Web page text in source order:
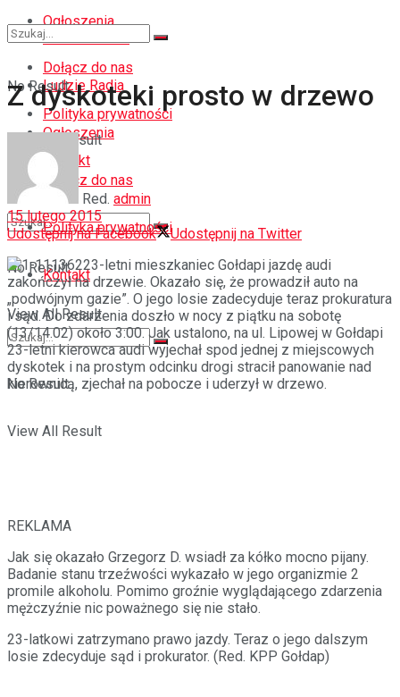
Ogłoszenia
Dołącz do nas
Polityka prywatności
Kontakt
No Result
View All Result
Pozdrowienia
Ludzie Radia
Ogłoszenia
Dołącz do nas
Polityka prywatności
Kontakt
No Result
View All Result
No Result
View All Result
Z dyskoteki prosto w drzewo
Red. admin
15 lutego 2015
Udostępnij na Facebook
Udostępnij na Twitter
23-letni mieszkaniec Gołdapi jazdę audi
zakończył na drzewie. Okazało się, że prowadził auto na
„podwójnym gazie”. O jego losie zadecyduje teraz prokuratura
i sąd.Do zdarzenia doszło w nocy z piątku na sobotę
(13/14.02) około 3:00. Jak ustalono, na ul. Lipowej w Gołdapi
23-letni kierowca audi wyjechał spod jednej z miejscowych
dyskotek i na prostym odcinku drogi stracił panowanie nad
kierownicą, zjechał na pobocze i uderzył w drzewo.
REKLAMA
Jak się okazało Grzegorz D. wsiadł za kółko mocno pijany.
Badanie stanu trzeźwości wykazało w jego organizmie 2
promile alkoholu. Pomimo groźnie wyglądającego zdarzenia
mężczyźnie nic poważnego się nie stało.
23-latkowi zatrzymano prawo jazdy. Teraz o jego dalszym
losie zdecyduje sąd i prokurator. (Red. KPP Gołdap)